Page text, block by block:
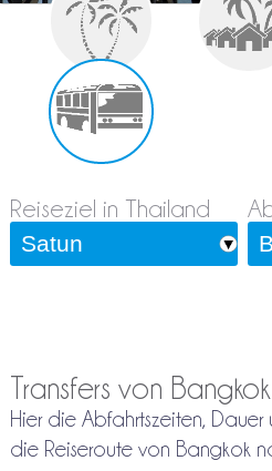
Reiseziel in Thailand
Transfers von
Hier die Abfahrtszeiten, Dauer
die Reiseroute von Bangkok